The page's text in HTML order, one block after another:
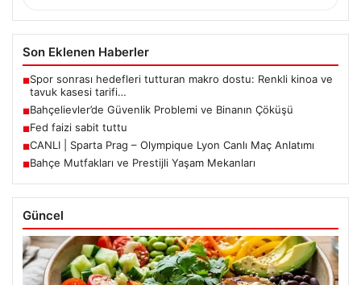
Son Eklenen Haberler
■Spor sonrası hedefleri tutturan makro dostu: Renkli kinoa ve
tavuk kasesi tarifi…
■Bahçelievler’de Güvenlik Problemi ve Binanın Çöküşü
■Fed faizi sabit tuttu
■CANLI | Sparta Prag – Olympique Lyon Canlı Maç Anlatımı
■Bahçe Mutfakları ve Prestijli Yaşam Mekanları
Güncel